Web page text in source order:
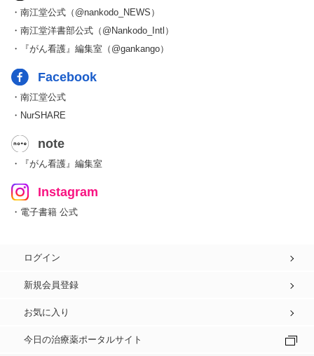
・南江堂公式（@nankodo_NEWS）
・南江堂洋書部公式（@Nankodo_Intl）
・『がん看護』編集室（@gankango）
Facebook
・南江堂公式
・NurSHARE
note
・『がん看護』編集室
Instagram
・電子書籍 公式
ログイン
新規会員登録
お気に入り
今日の治療薬ポータルサイト